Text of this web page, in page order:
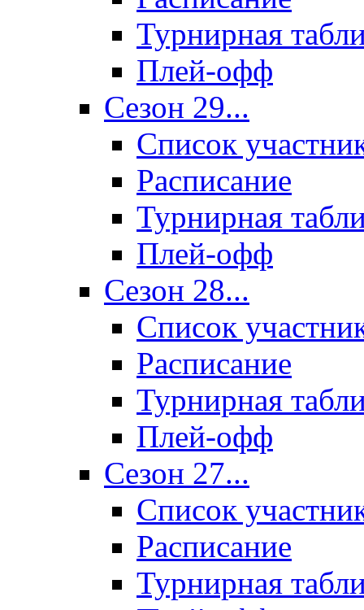
Турнирная
Плей-офф
Сезон 29...
Список
Расписание
Турнирная
Плей-офф
Сезон 28...
Список
Расписание
Турнирная
Плей-офф
Сезон 27...
Список
Расписание
Турнирная